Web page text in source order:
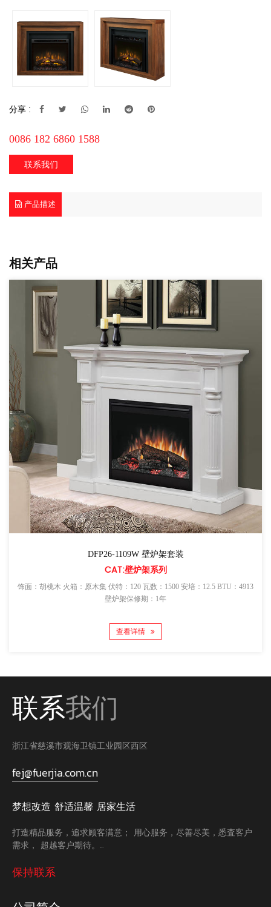
分享 :
0086 182 6860 1588
联系我们
产品描述
相关产品
DFP26-1109W 壁炉架套装
CAT:壁炉架系列
饰面：胡桃木 火箱：原木集 伏特：120 瓦数：1500 安培：12.5 BTU：4913
壁炉架保修期：1年
查看详情
联系我们
浙江省慈溪市观海卫镇工业园区西区
fej@fuerjia.com.cn
梦想改造 舒适温馨 居家生活
打造精品服务，追求顾客满意； 用心服务，尽善尽美，悉査客户
需求， 超越客户期待。...
保持联系